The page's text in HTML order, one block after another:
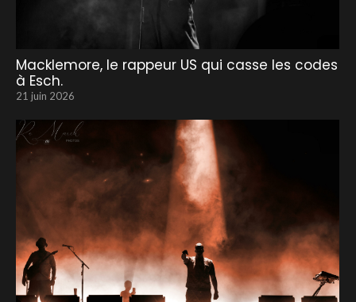
Macklemore, le rappeur US qui casse les codes
à Esch.
21 juin 2026